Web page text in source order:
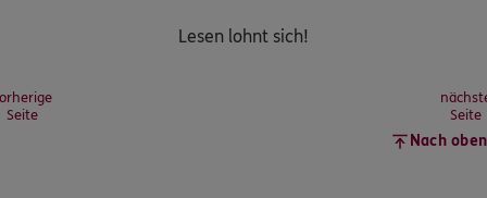
Lesen lohnt sich!
Seite
Seite
Nach oben